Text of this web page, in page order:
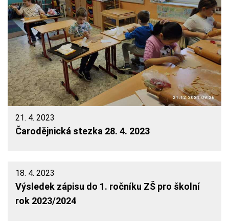
21. 4. 2023
Čarodějnická stezka 28. 4. 2023
18. 4. 2023
Výsledek zápisu do 1. ročníku ZŠ pro školní
rok 2023/2024